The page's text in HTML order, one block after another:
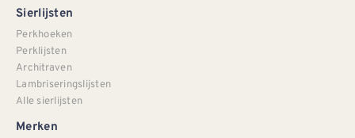
Sierlijsten
Perkhoeken
Perklijsten
Architraven
Lambriseringslijsten
Alle sierlijsten
Merken